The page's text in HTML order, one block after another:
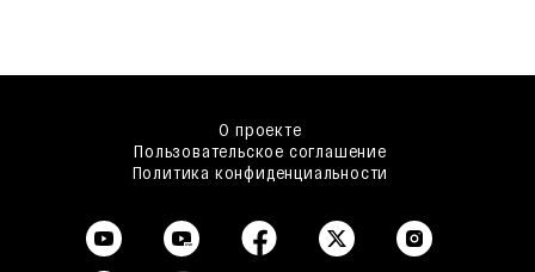
О проекте
Пользовательское соглашение
Политика конфиденциальности